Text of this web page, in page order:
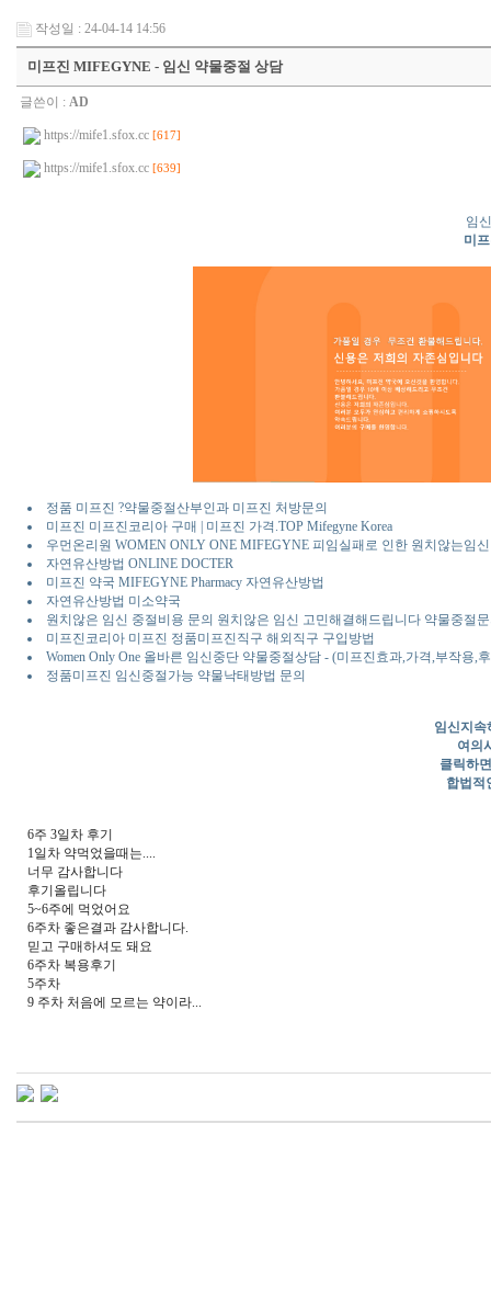
작성일 : 24-04-14 14:56
미프진 MIFEGYNE - 임신 약물중절 상담
글쓴이 : AD
https://mife1.sfox.cc [617]
https://mife1.sfox.cc [639]
임
미
정품 미프진 ?약물중절산부인과 미프진 처방문의
미프진 미프진코리아 구매 | 미프진 가격.TOP Mifegyne Korea
우먼온리원 WOMEN ONLY ONE MIFEGYNE 피임실패로 인한 원치않는임
자연유산방법 ONLINE DOCTER
미프진 약국 MIFEGYNE Pharmacy 자연유산방법
자연유산방법 미소약국
원치않은 임신 중절비용 문의 원치않은 임신 고민해결해드립니다 약물중절
미프진코리아 미프진 정품미프진직구 해외직구 구입방법
Women Only One 올바른 임신중단 약물중절상담 - (미프진효과,가격,부작용,
정품미프진 임신중절가능 약물낙태방법 문의
임신지속
여의
클릭하
합법적
6주 3일차 후기
1일차 약먹었을때는....
너무 감사합니다
후기올립니다
5~6주에 먹었어요
6주차 좋은결과 감사합니다.
믿고 구매하셔도 돼요
6주차 복용후기
5주차
9 주차 처음에 모르는 약이라...